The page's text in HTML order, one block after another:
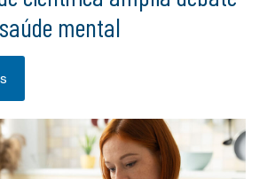
mental